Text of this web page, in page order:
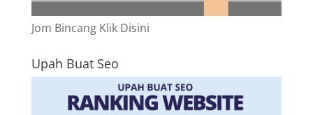
Jom Bincang Klik Disini
Upah Buat Seo